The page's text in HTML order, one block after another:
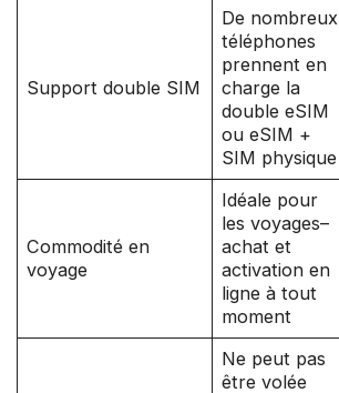
Support double SIM
De nombreux
téléphones
prennent en
charge la
double eSIM
ou eSIM +
SIM physique
Commodité en
voyage
Idéale pour
les voyages–
achat et
activation en
ligne à tout
moment
Ne peut pas
être volée